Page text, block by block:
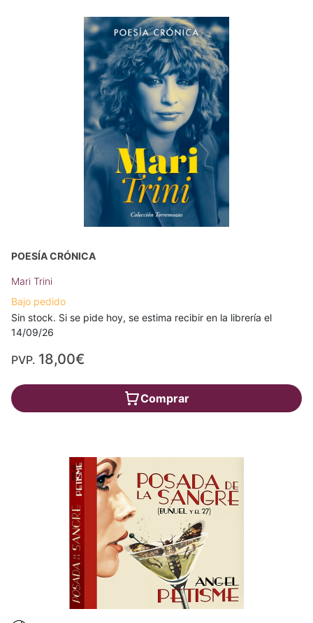
POESÍA CRÓNICA
Mari Trini
Bajo pedido
Sin stock. Si se pide hoy, se estima recibir en la librería el
14/09/26
PVP. 18,00€
Comprar